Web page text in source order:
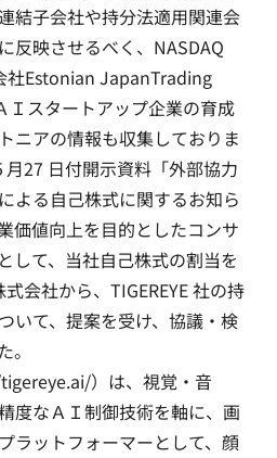
結子会社や持分法適用関連会
反映させるべく、NASDAQ
社Estonian JapanTrading
Ｉスタートアップ企業の育成
ニアの情報も収集しておりま
27 日付開示資料「外部協力
よる自己株式に関するお知ら
価値向上を目的としたコンサ
して、当社自己株式の割当を
会社から、TIGEREYE 社の持
いて、提案を受け、協議・検
）は、視覚・音
度なＡＩ制御技術を軸に、画
ラットフォーマーとして、顔